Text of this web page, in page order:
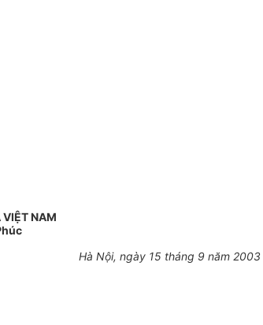
VIỆT NAM
Hà Nội, ngày 15 tháng 9 năm 2003